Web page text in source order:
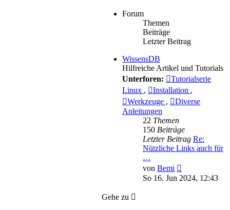
Forum
Themen
Beiträge
Letzter Beitrag
WissensDB
Hilfreiche Artikel und Tutorials
Unterforen:
Tutorialserie
Linux , Installation ,
Werkzeuge ,
Diverse
Anleitungen
22 Themen
150 Beiträge
Letzter Beitrag Re:
Nützliche Links auch für
…
von Bemi
Beitrag
So 16. Jun 2024, 12:43
Gehe zu